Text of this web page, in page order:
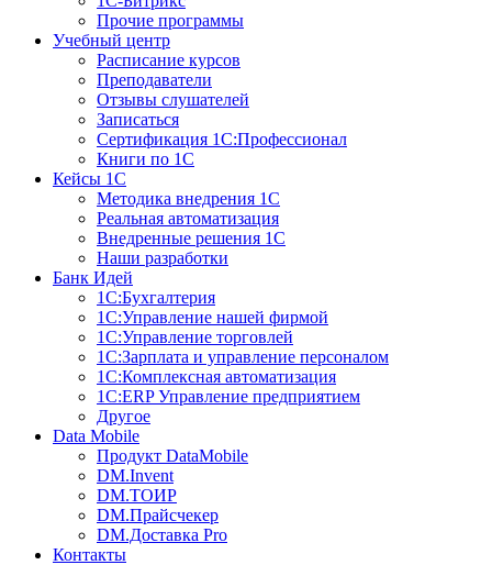
Прочие программы
Учебный центр
Расписание курсов
Преподаватели
Отзывы слушателей
Записаться
Сертификация 1С:Профессионал
Книги по 1С
Кейсы 1С
Методика внедрения 1С
Реальная автоматизация
Внедренные решения 1С
Наши разработки
Банк Идей
1С:Бухгалтерия
1С:Управление нашей фирмой
1С:Управление торговлей
1С:Зарплата и управление персоналом
1С:Комплексная автоматизация
1С:ERP Управление предприятием
Другое
Data Mobile
Продукт DataMobile
DM.Invent
DM.ТОИР
DM.Прайсчекер
DM.Доставка Pro
Контакты